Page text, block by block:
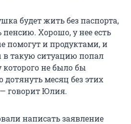
будет жить без паспорта,
Хорошо, у нее есть
помогут и продуктами, и
в такую ситуацию попал
которого не было бы
месяц без этих
говорит Юлия.
написать заявление